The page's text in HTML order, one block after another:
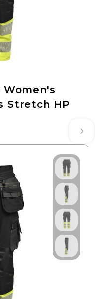
Women's
Stretch HP